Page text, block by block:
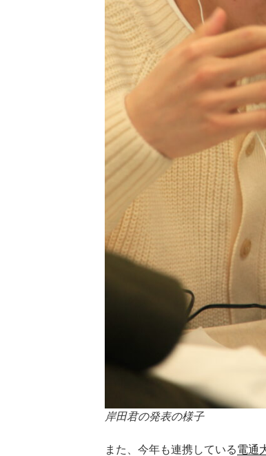
岸田君の発表の様子
また、今年も連携している電通